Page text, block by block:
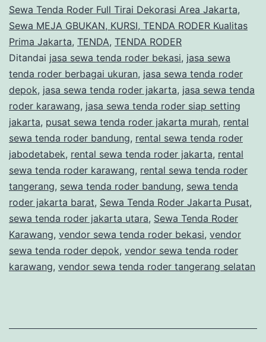
Sewa Tenda Roder Full Tirai Dekorasi Area Jakarta,
Sewa MEJA GBUKAN, KURSI, TENDA RODER Kualitas
Prima Jakarta, TENDA, TENDA RODER
Ditandai jasa sewa tenda roder bekasi, jasa sewa
tenda roder berbagai ukuran, jasa sewa tenda roder
depok, jasa sewa tenda roder jakarta, jasa sewa tenda
roder karawang, jasa sewa tenda roder siap setting
jakarta, pusat sewa tenda roder jakarta murah, rental
sewa tenda roder bandung, rental sewa tenda roder
jabodetabek, rental sewa tenda roder jakarta, rental
sewa tenda roder karawang, rental sewa tenda roder
tangerang, sewa tenda roder bandung, sewa tenda
roder jakarta barat, Sewa Tenda Roder Jakarta Pusat,
sewa tenda roder jakarta utara, Sewa Tenda Roder
Karawang, vendor sewa tenda roder bekasi, vendor
sewa tenda roder depok, vendor sewa tenda roder
karawang, vendor sewa tenda roder tangerang selatan